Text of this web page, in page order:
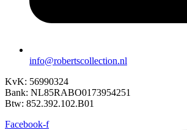
info@robertscollection.nl
KvK: 56990324
Bank: NL85RABO0173954251
Btw: 852.392.102.B01
Facebook-f